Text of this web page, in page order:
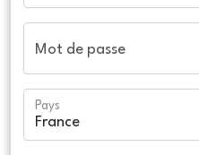
Mot de passe
Pays